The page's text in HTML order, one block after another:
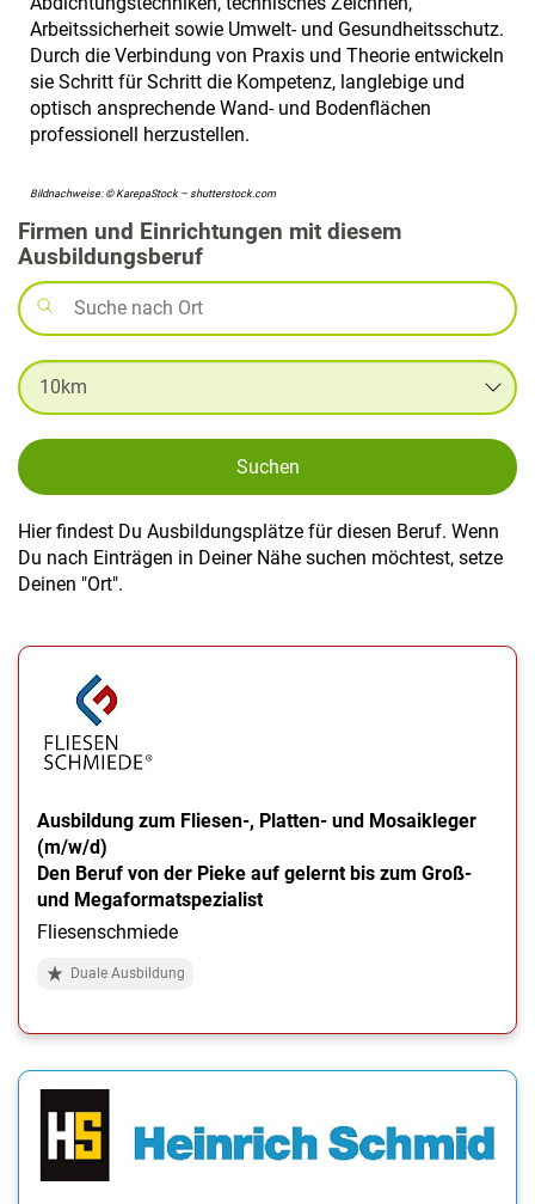
Arbeitssicherheit sowie Umwelt- und Gesundheitsschutz.
Durch die Verbindung von Praxis und Theorie entwickeln
sie Schritt für Schritt die Kompetenz, langlebige und
optisch ansprechende Wand- und Bodenflächen
professionell herzustellen.
Bildnachweise: © KarepaStock – shutterstock.com
Firmen und Einrichtungen mit diesem
Ausbildungsberuf
Suchen
Hier findest Du Ausbildungsplätze für diesen Beruf. Wenn
Du nach Einträgen in Deiner Nähe suchen möchtest, setze
Deinen "Ort".
Ausbildung zum Fliesen-, Platten- und Mosaikleger
(m/w/d)
Den Beruf von der Pieke auf gelernt bis zum Groß-
und Megaformatspezialist
Fliesenschmiede
Duale Ausbildung